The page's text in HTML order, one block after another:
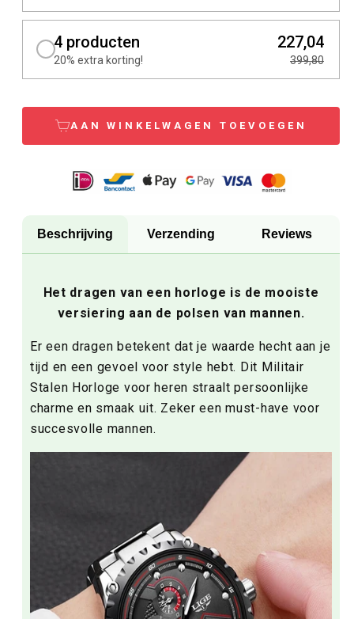
4 producten
20% extra korting!
227,04
399,80
AAN WINKELWAGEN TOEVOEGEN
Beschrijving Verzending Reviews
Het dragen van een horloge is de mooiste
versiering aan de polsen van mannen.
Er een dragen betekent dat je waarde hecht aan je
tijd en een gevoel voor style hebt. Dit Militair
Stalen Horloge voor heren straalt persoonlijke
charme en smaak uit. Zeker een must-have voor
succesvolle mannen.